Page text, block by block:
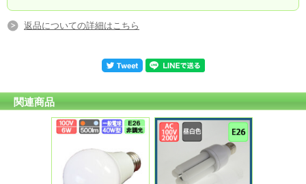
レフ電球６０Ｗ?１００Ｗ，をそのまま取替て点灯します。
返品についての詳細はこちら
関連商品